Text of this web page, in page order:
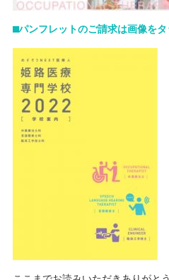
⬛︎パンフレットのご請求は画像をタ